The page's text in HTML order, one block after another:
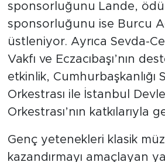
sponsorluğunu Lande, ödül
sponsorluğunu ise Burcu
üstleniyor. Ayrıca Sevda-
Vakfı ve Eczacıbaşı’nın
etkinlik, Cumhurbaşkanlığı
Orkestrası ile İstanbul
Orkestrası’nın katkılarıyla
Genç yetenekleri klasik
kazandırmayı amaçlayan